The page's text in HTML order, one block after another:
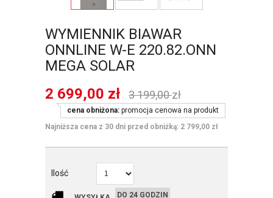
WYMIENNIK BIAWAR
ONNLINE W-E 220.82.ONN
MEGA SOLAR
2 699,00 zł 3 199,00zł
cena obniżona: promocja cenowa na produkt
Najniższa cena z 30 dni przed obniżką: 2 799,00 zł
Ilość
DO 24 GODZIN